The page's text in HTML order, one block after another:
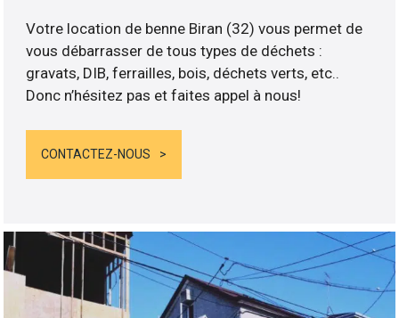
Votre location de benne Biran (32) vous permet de
vous débarrasser de tous types de déchets :
gravats, DIB, ferrailles, bois, déchets verts, etc..
Donc n’hésitez pas et faites appel à nous!
CONTACTEZ-NOUS